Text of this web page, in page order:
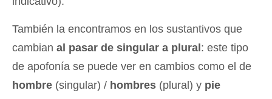
También la encontramos en los sustantivos que
cambian al pasar de singular a plural: este tipo
de apofonía se puede ver en cambios como el de
hombre (singular) / hombres (plural) y pie